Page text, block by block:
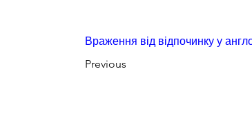
Враження від відпочинку у
Previous